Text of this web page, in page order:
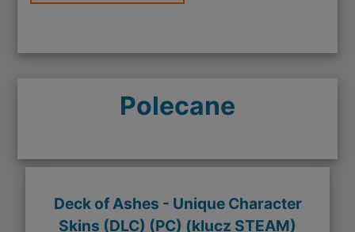
Polecane
Deck of Ashes - Unique Character
Skins (DLC) (PC) (klucz STEAM)